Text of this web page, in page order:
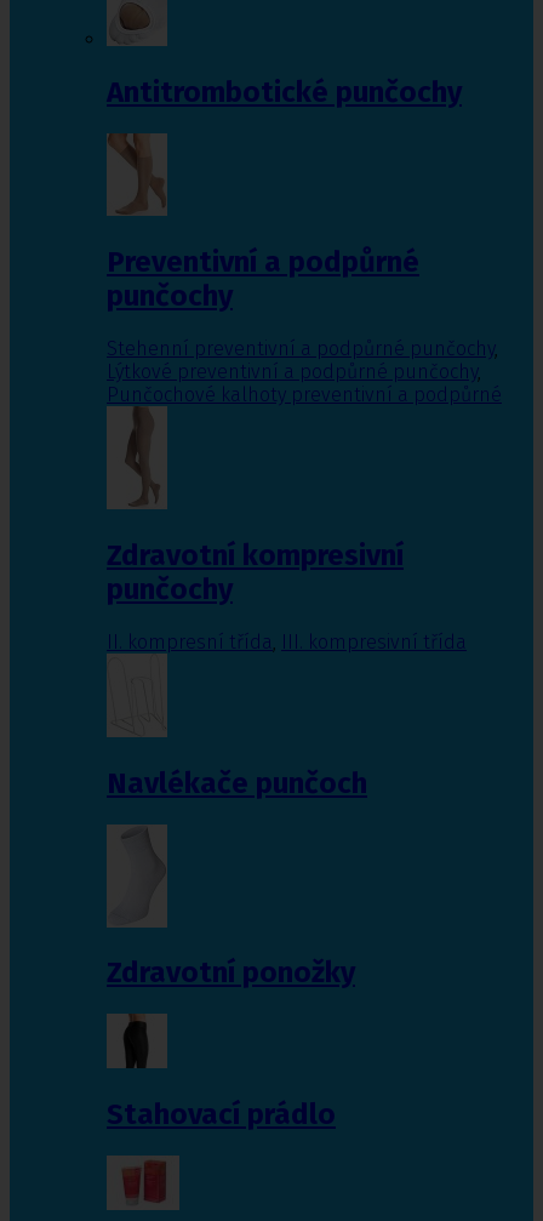
Antitrombotické punčochy
Preventivní a podpůrné
punčochy
Stehenní preventivní a podpůrné punčochy,
Lýtkové preventivní a podpůrné punčochy,
Punčochové kalhoty preventivní a podpůrné
Zdravotní kompresivní
punčochy
II. kompresní třída III. kompresivní třída
Navlékače punčoch
Zdravotní ponožky
Stahovací prádlo